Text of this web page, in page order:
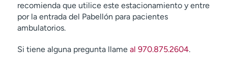
recomienda que utilice este estacionamiento y entre
por la entrada del Pabellón para pacientes
ambulatorios.
Si tiene alguna pregunta llame al 970.875.2604.